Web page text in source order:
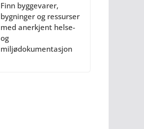
Finn byggevarer,
bygninger og ressurser
med anerkjent helse-
og
miljødokumentasjon